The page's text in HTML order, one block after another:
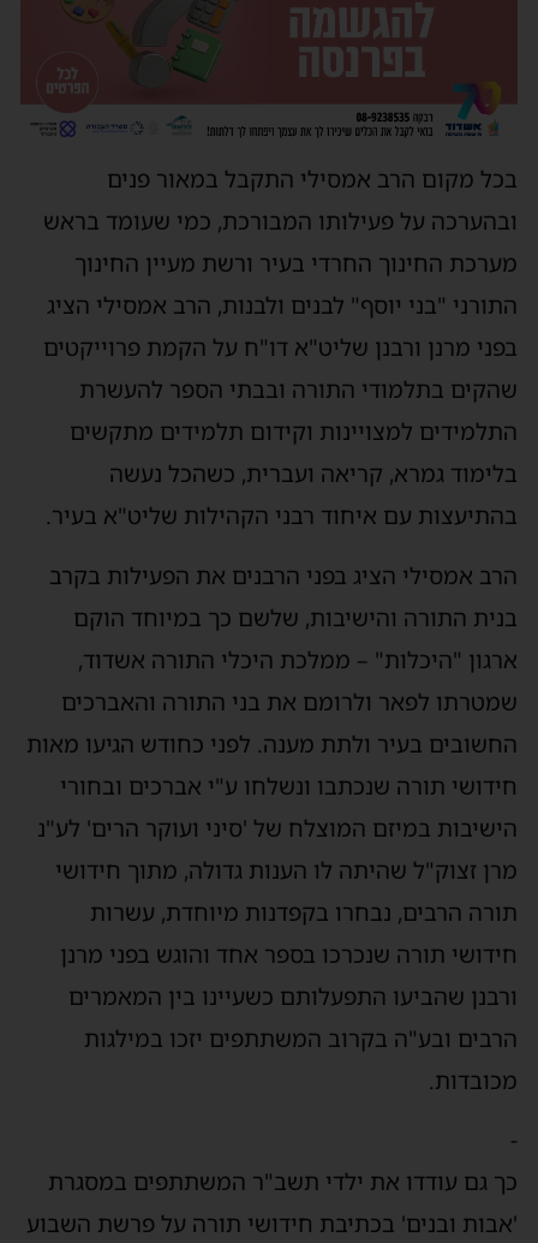
בכל מקום הרב אמסילי התקבל במאור פנים
ובהערכה על פעילותו המבורכת, כמי שעומד בראש
מערכת החינוך החרדי בעיר ורשת מעיין החינוך
התורני "בני יוסף" לבנים ולבנות, הרב אמסילי הציג
בפני מרנן ורבנן שליט"א דו"ח על הקמת פרוייקטים
שהקים בתלמודי התורה ובבתי הספר להעשרת
התלמידים למצויינות וקידום תלמידים מתקשים
בלימוד גמרא, קריאה ועברית, כשהכל נעשה
בהתיעצות עם איחוד רבני הקהילות שליט"א בעיר.
הרב אמסילי הציג בפני הרבנים את הפעילות בקרב
בנית התורה והישיבות, שלשם כך במיוחד הוקם
ארגון "היכלות" – ממלכת היכלי התורה אשדוד,
שמטרתו לפאר ולרומם את בני התורה והאברכים
החשובים בעיר ולתת מענה. לפני כחודש הגיעו מאות
חידושי תורה שנכתבו ונשלחו ע"י אברכים ובחורי
הישיבות במיזם המוצלח של 'סיני ועוקר הרים' לע"נ
מרן זצוק"ל שהיתה לו הענות גדולה, מתוך חידושי
תורה הרבים, נבחרו בקפדנות מיוחדת, עשרות
חידושי תורה שנכרכו בספר אחד והוגש בפני מרנן
ורבנן שהביעו התפעלותם כשעיינו בין המאמרים
הרבים ובע"ה בקרוב המשתתפים יזכו במילגות
מכובדות.
-
כך גם עודדו את ילדי תשב"ר המשתתפים במסגרת
'אבות ובנים' בכתיבת חידושי תורה על פרשת השבוע